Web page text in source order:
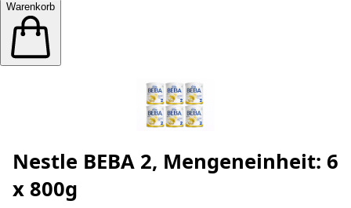
Warenkorb
Nestle BEBA 2, Mengeneinheit: 6
x 800g